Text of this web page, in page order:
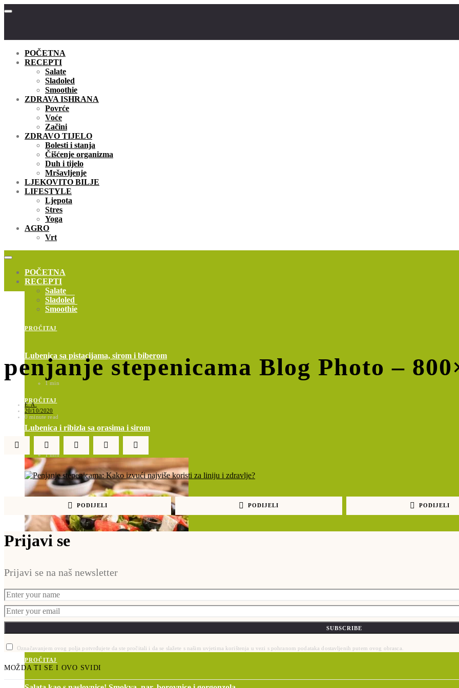
POČETNA
RECEPTI
Salate
Sladoled
Smoothie
ZDRAVA ISHRANA
Povrće
Voće
Začini
ZDRAVO TIJELO
Bolesti i stanja
Čišćenje organizma
Duh i tijelo
Mršavljenje
LJEKOVITO BILJE
LIFESTYLE
Ljepota
Stres
Yoga
AGRO
Vrt
POČETNA
RECEPTI
Salate
Sladoled
Smoothie
PROČITAJ
Lubenica sa pistacijama, sirom i biberom
1 min
PROČITAJ
Lubenica i ribizla sa orasima i sirom
1 min
PROČITAJ
Zelena salata, lubenica, sir, masline i sjemenke suncokreta!
PROČITAJ
penjanje stepenicama Blog Photo –
E. A.
20/10/2020
0 minute read
PODIJELI PODIJELI PODIJELI
Prijavi se
Prijavi se na naš newsletter
SUBSCRIBE
Označavanjem ovog polja potvrđujete da ste pročitali i da se slažete s našim uvjetima korištenja u vezi s pohranom podataka dostavljenih putem ovog obrasca.
MOŽDA TI SE I OVO SVIDI